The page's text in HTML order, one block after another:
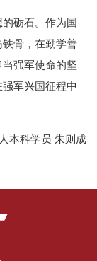
砺石。作为国
骨，在勤学善
强军使命的坚
军兴国征程中
本科学员 朱则成